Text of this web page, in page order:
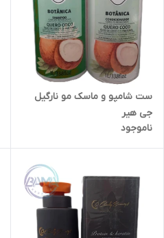
ست شامپو و ماسک مو نارگیل
جی هیر
ناموجود